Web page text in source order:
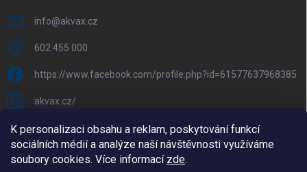
K personalizaci obsahu a reklam, poskytování funkcí
sociálních médií a analýze naší návštěvnosti využíváme
soubory cookies. Více informací zde.
info@akvax.cz
602 455 000
https://www.facebook.com/profile.php?id=61577637968385
akvax.cz/
602 455 000
@akvax_cz